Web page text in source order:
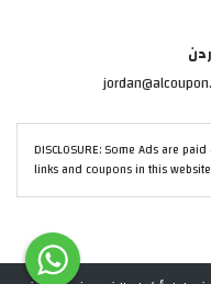
DISCLOSURE: Some Ads are
links and coupons in this